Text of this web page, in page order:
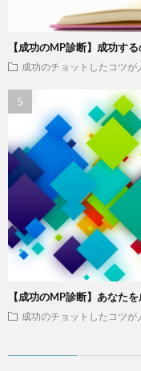
【成功のMP診断】成功す
成功のチョットしたコツが
【成功のMP診断】あなた
成功のチョットしたコツが